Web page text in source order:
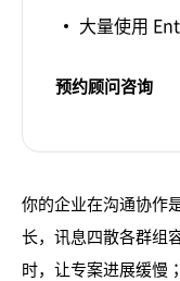
大量使用
预约顾问咨询
你的企业在沟通协作
长，讯息四散各群组
时，让专案进展缓慢